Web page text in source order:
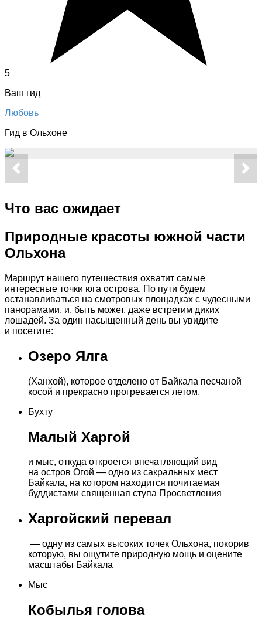
5
Ваш гид
Любовь
Гид в Ольхоне
Что вас ожидает
Природные красоты южной части
Ольхона
Маршрут нашего путешествия охватит самые
интересные точки юга острова. По пути будем
останавливаться на смотровых площадках с чудесными
панорамами, и, быть может, даже встретим диких
лошадей. За один насыщенный день вы увидите
и посетите:
Озеро Ялга
(Ханхой), которое отделено от Байкала песчаной
косой и прекрасно прогревается летом.
Бухту
Малый Харгой
и мыс, откуда откроется впечатляющий вид
на остров Огой — одно из сакральных мест
Байкала, на котором находится почитаемая
буддистами священная ступа Просветления
Харгойский перевал
— одну из самых высоких точек Ольхона, покорив
которую, вы ощутите природную мощь и оцените
масштабы Байкала
Мыс
Кобылья голова